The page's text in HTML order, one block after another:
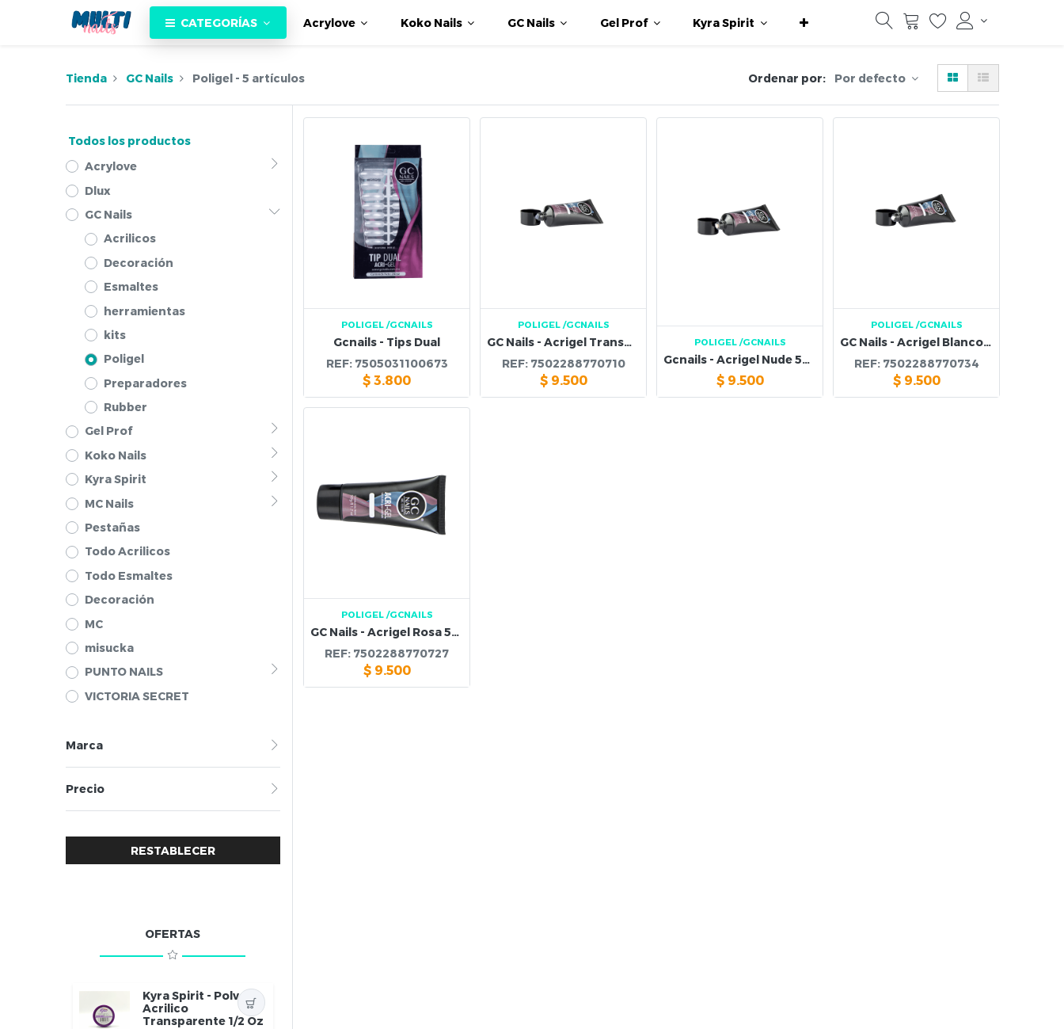
CATEGORÍAS Acrylove Koko Nails GC Nails Gel Prof Kyra Spirit
Tienda GC Nails Poligel- 5 artículos Ordenar por: Por defecto
Todos los productos
Acrylove
Dlux
GC Nails
Acrilicos
Decoración
Esmaltes
herramientas
kits
Poligel
Preparadores
Rubber
Gel Prof
Koko Nails
Kyra Spirit
MC Nails
Pestañas
Todo Acrilicos
Todo Esmaltes
Decoración
MC
misucka
PUNTO NAILS
VICTORIA SECRET
Marca
Precio
RESTABLECER
OFERTAS
Kyra Spirit - Polvo
Acrilico
Transparente 1/2 Oz
POLIGEL /GCNAILS
Gcnails - Tips Dual
REF: 7505031100673
$ 3.800
POLIGEL /GCNAILS
GC Nails - Acrigel Transparente 50 g
REF: 7502288770710
$ 9.500
POLIGEL /GCNAILS
Gcnails - Acrigel Nude 50 g
$ 9.500
POLIGEL /GCNAILS
GC Nails - Acrigel Blanco 50 g
REF: 7502288770734
$ 9.500
POLIGEL /GCNAILS
GC Nails - Acrigel Rosa 50 g
REF: 7502288770727
$ 9.500